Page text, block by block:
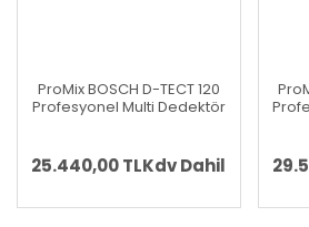
ProMix BOSCH D-TECT 120
Profesyonel Multi Dedektör
Daire Testere
25.440,00 TLKdv Dahil